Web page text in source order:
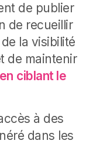
de publier
de recueillir
la visibilité
de maintenir
en ciblant le
à des
dans les